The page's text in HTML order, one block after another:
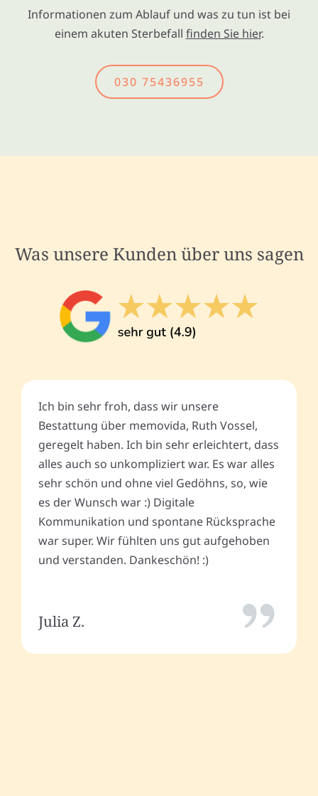
Informationen zum Ablauf und was zu tun ist bei
einem akuten Sterbefall finden Sie hier.
030 75436955
Was unsere Kunden über uns sagen
Ich bin sehr froh, dass wir unsere
Bestattung über memovida, Ruth Vossel,
geregelt haben. Ich bin sehr erleichtert, dass
alles auch so unkompliziert war. Es war alles
sehr schön und ohne viel Gedöhns, so, wie
es der Wunsch war :) Digitale
Kommunikation und spontane Rücksprache
war super. Wir fühlten uns gut aufgehoben
und verstanden. Dankeschön! :)
Julia Z.